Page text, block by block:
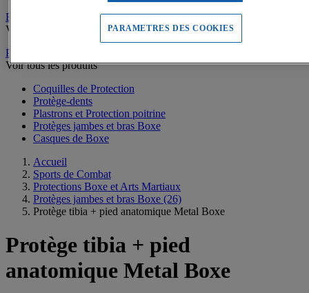
Escrime
Voir tous les produits
Protections Boxe et Arts Martiaux
Voir tous les produits
Coquilles de Protection
Protège-dents
Plastrons et Protection poitrine
Protèges jambes et bras Boxe
Casques de Boxe
Accueil
Sports de Combat
Protections Boxe et Arts Martiaux
Protèges jambes et bras Boxe (26)
Protège tibia + pied anatomique Metal Boxe
Protège tibia + pied
anatomique Metal Boxe
PARAMETRES DES COOKIES